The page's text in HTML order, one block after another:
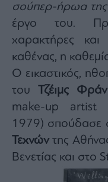
σούπερ-ήρωα της
έργο του.
χαρακτήρες
καθένας, η
Ο εικαστικός,
του Τζέιμς
make-up artist
1979) σπούδασε
Τεχνώντης
Βενετίας και στο